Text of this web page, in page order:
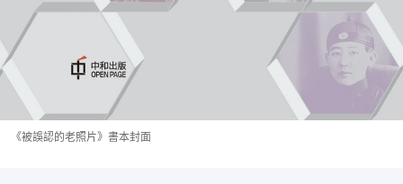
《被誤認的老照片》書本封面